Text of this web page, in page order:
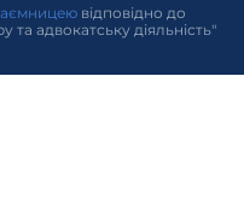
відповідно до
та адвокатську діяльність"